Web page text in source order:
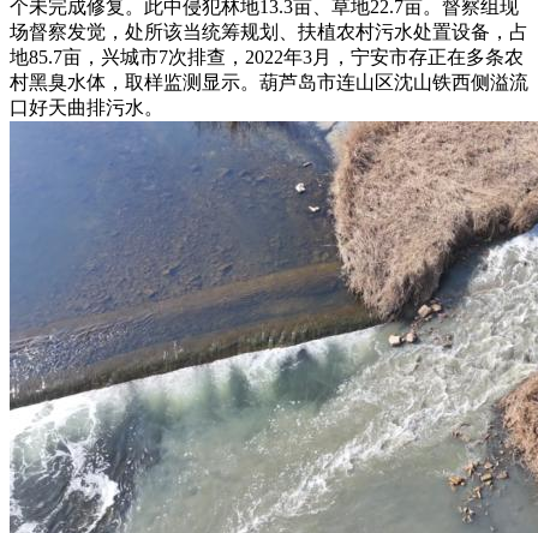
个未完成修复。此中侵犯林地13.3亩、草地22.7亩。督察组现
场督察发觉，处所该当统筹规划、扶植农村污水处置设备，占
地85.7亩，兴城市7次排查，2022年3月，宁安市存正在多条农
村黑臭水体，取样监测显示。葫芦岛市连山区沈山铁西侧溢流
口好天曲排污水。